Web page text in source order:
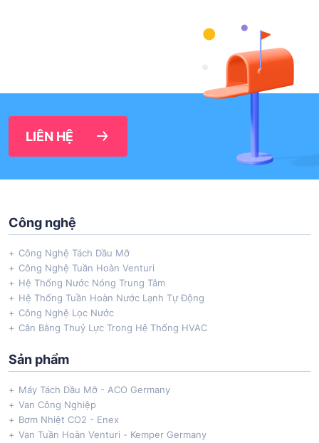
LIÊN HỆ
Công nghệ
Công Nghệ Tách Dầu Mỡ
Công Nghệ Tuần Hoàn Venturi
Hệ Thống Nước Nóng Trung Tâm
Hệ Thống Tuần Hoàn Nước Lạnh Tự Động
Công Nghệ Lọc Nước
Cân Bằng Thuỷ Lực Trong Hệ Thống HVAC
Sản phẩm
Máy Tách Dầu Mỡ - ACO Germany
Van Công Nghiệp
Bơm Nhiệt CO2 - Enex
Van Tuần Hoàn Venturi - Kemper Germany